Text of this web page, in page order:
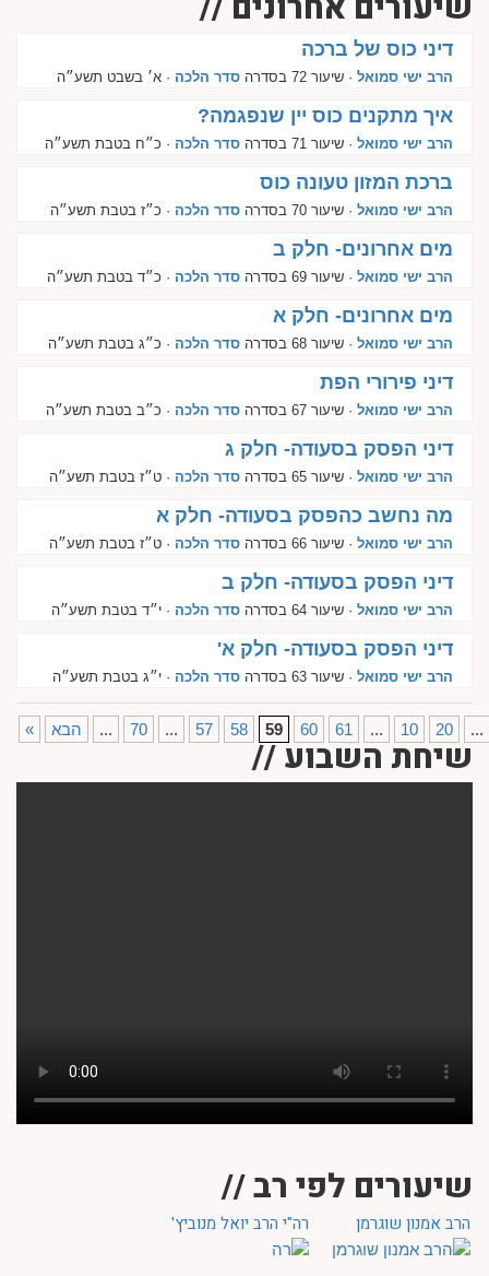
דיני כוס של ברכה
הרב ישי סמואל · שיעור 72 בסדרה סדר הלכה · א׳ בשבט תשע״ה
איך מתקנים כוס יין שנפגמה?
הרב ישי סמואל · שיעור 71 בסדרה סדר הלכה · כ״ח בטבת תשע״ה
ברכת המזון טעונה כוס
הרב ישי סמואל · שיעור 70 בסדרה סדר הלכה · כ״ז בטבת תשע״ה
מים אחרונים- חלק ב
הרב ישי סמואל · שיעור 69 בסדרה סדר הלכה · כ״ד בטבת תשע״ה
מים אחרונים- חלק א
הרב ישי סמואל · שיעור 68 בסדרה סדר הלכה · כ״ג בטבת תשע״ה
דיני פירורי הפת
הרב ישי סמואל · שיעור 67 בסדרה סדר הלכה · כ״ב בטבת תשע״ה
דיני הפסק בסעודה- חלק ג
הרב ישי סמואל · שיעור 65 בסדרה סדר הלכה · ט״ז בטבת תשע״ה
מה נחשב כהפסק בסעודה- חלק א
הרב ישי סמואל · שיעור 66 בסדרה סדר הלכה · ט״ז בטבת תשע״ה
דיני הפסק בסעודה- חלק ב
הרב ישי סמואל · שיעור 64 בסדרה סדר הלכה · י״ד בטבת תשע״ה
דיני הפסק בסעודה- חלק א'
הרב ישי סמואל · שיעור 63 בסדרה סדר הלכה · י״ג בטבת תשע״ה
« ...
10 20
...
57 58 59 60 61
...
70
... הבא
שיחת השבוע //
שיעורים לפי רב //
הרב אמנון שוגרמן רה"י הרב יואל מנוביץ'